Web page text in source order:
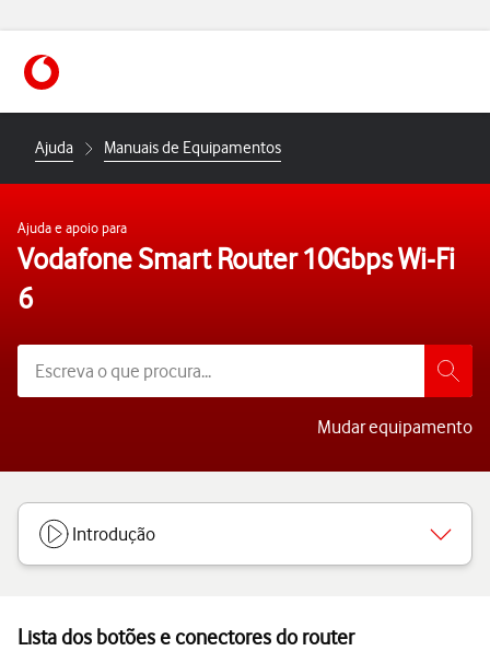
https://www.vodafone.pt
Ajuda Manuais de Equipamentos
Ajuda e apoio para
Vodafone Smart Router 10Gbps Wi-Fi
6
Mudar equipamento
Introdução
Lista dos botões e conectores do router